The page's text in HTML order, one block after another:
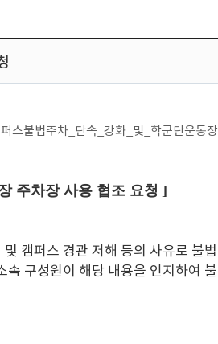
스불법주차_단속_강화_및_학군단운동
주차장 사용 협조 요청 ]
캠퍼스 경관 저해 등의 사유로 불
구성원이 해당 내용을 인지하여